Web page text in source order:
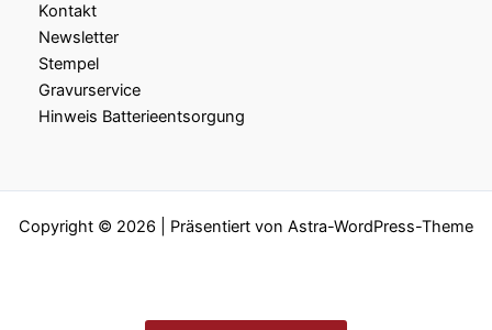
Kontakt
Newsletter
Stempel
Gravurservice
Hinweis Batterieentsorgung
Copyright © 2026 | Präsentiert von Astra-WordPress-Theme